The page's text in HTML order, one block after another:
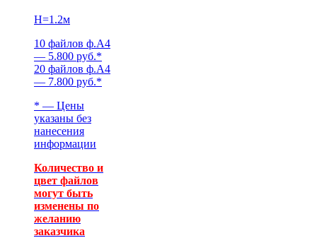
H=1.2м
10 файлов ф.А4
— 5.800 руб.*
20 файлов ф.А4
— 7.800 руб.*
* — Цены
указаны без
нанесения
информации
Количество и
цвет файлов
могут быть
изменены по
желанию
заказчика